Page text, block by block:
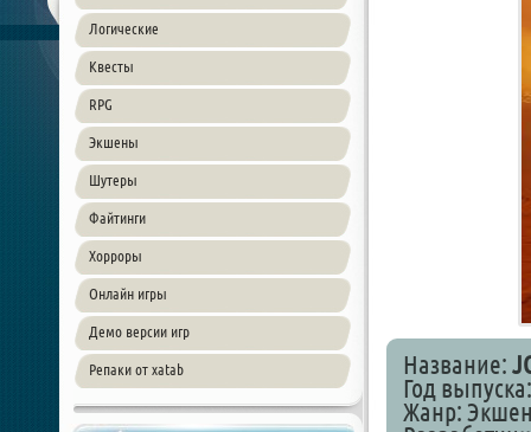
Логические
Квесты
RPG
Экшены
Шутеры
Файтинги
Хорроры
Онлайн игры
Демо версии игр
Репаки от xatab Название:
Год
Жанр: